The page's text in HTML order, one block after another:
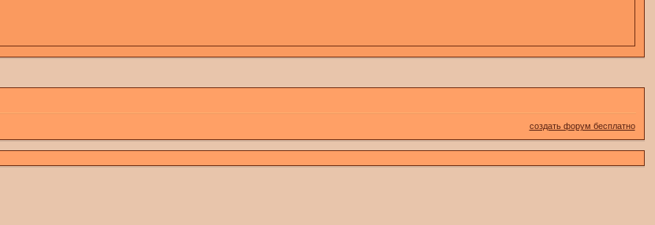
создать форум бесплатно